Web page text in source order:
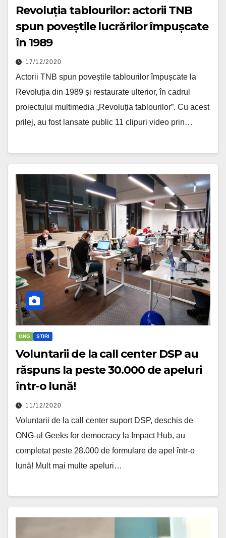
Revoluția tablourilor: actorii TNB
spun poveștile lucrărilor împușcate
în 1989
17/12/2020
Actorii TNB spun poveștile tablourilor împușcate la
Revoluția din 1989 și restaurate ulterior, în cadrul
proiectului multimedia „Revoluția tablourilor”. Cu acest
prilej, au fost lansate public 11 clipuri video prin…
ONG ȘTIRI
Voluntarii de la call center DSP au
răspuns la peste 30.000 de apeluri
într-o lună!
11/12/2020
Voluntarii de la call center suport DSP, deschis de
ONG-ul Geeks for democracy la Impact Hub, au
completat peste 28.000 de formulare de apel într-o
lună! Mult mai multe apeluri…